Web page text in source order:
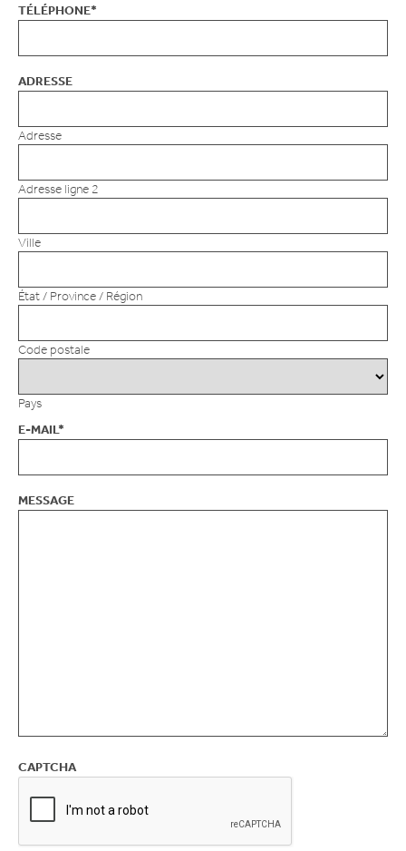
TÉLÉPHONE*
ADRESSE
Adresse
Adresse ligne 2
Ville
État / Province / Région
Code postale
Pays
E-MAIL*
MESSAGE
CAPTCHA